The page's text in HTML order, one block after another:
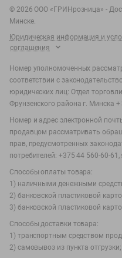
© 2026 ООО «ГРИНрозница» -
Минске.
Юридическая информация и
соглашения
Номер уполномоченных
соответствии с
юридических лиц: Отдел
Фрунзенского района г. Минска
Номер и адрес электронной
продавцом рассматривать
прав, предусмотренных
потребителей: +375 44 560-60-
Способы оплаты товара:
1) наличными денежными
2) банковской пластиковой
3) банковской пластиковой
Способы доставки товара:
1) транспортным средством
2) самовывоз из пункта отгрузки;